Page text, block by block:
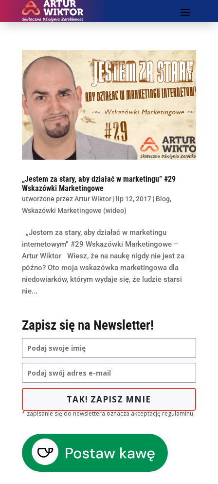
„Jestem za stary, aby działać w marketingu” #29
Wskazówki Marketingowe
utworzone przezArtur Wiktor| lip 12, 2017| Blog,
Wskazówki Marketingowe (wideo)
„Jestem za stary, aby działać w marketingu
internetowym” #29 Wskazówki Marketingowe –
Artur Wiktor Wiesz, że na naukę nigdy nie jest za
późno? Oto moja wskazówka marketingowa dla
niedowiarków, którym wydaje się, że ludzie starsi
nie...
Zapisz się na Newsletter!
TAK! ZAPISZ MNIE
* zapisanie się do newslettera oznacza akceptację regulaminu